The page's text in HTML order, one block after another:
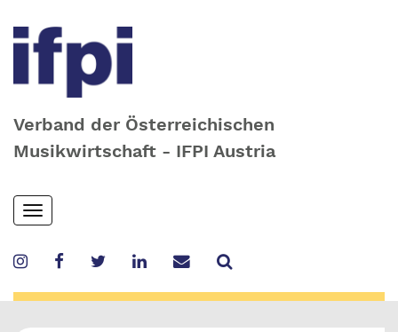
Verband der Österreichischen
Musikwirtschaft - IFPI Austria
Skip
to
content
Toggle
navigation